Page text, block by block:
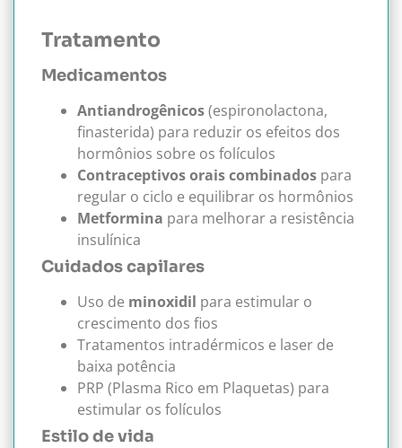
Tratamento
Medicamentos
Antiandrogênicos(espironolactona,
finasterida) para reduzir os efeitos dos
hormônios sobre os folículos
Contraceptivos orais combinados para
regular o ciclo e equilibrar os hormônios
Metformina para melhorar a resistência
insulínica
Cuidados capilares
Uso de minoxidil para estimular o
crescimento dos fios
Tratamentos intradérmicos e laser de
baixa potência
PRP (Plasma Rico em Plaquetas) para
estimular os folículos
Estilo de vida